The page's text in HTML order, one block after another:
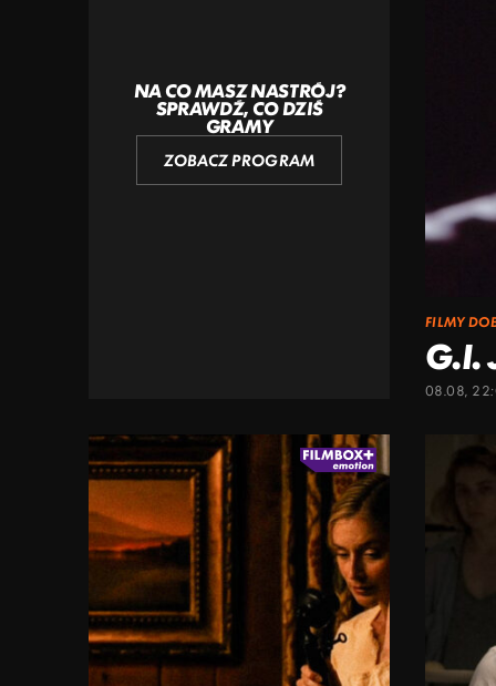
NA CO MASZ NASTRÓJ?
SPRAWDŹ, CO DZIŚ
GRAMY
ZOBACZ PROGRAM
FILMY
G.I.
08.08,